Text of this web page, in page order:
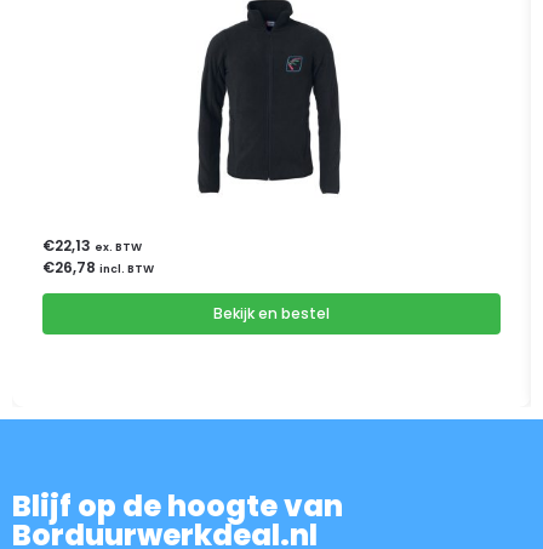
€22,13 ex. BTW
€26,78 incl. BTW
Bekijk en bestel
Blijf op de hoogte van
Borduurwerkdeal.nl